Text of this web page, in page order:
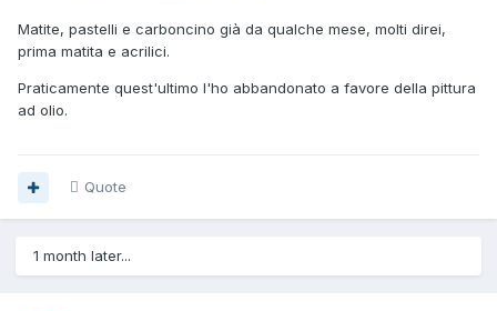
Matite, pastelli e carboncino già da qualche mese, molti direi,
prima matita e acrilici.
Praticamente quest'ultimo l'ho abbandonato a favore della pittura
ad olio.
Quote
1 month later...